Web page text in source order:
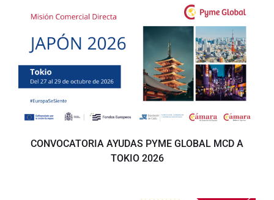
CONVOCATORIA AYUDAS PYME GLOBAL MCD A
TOKIO 2026